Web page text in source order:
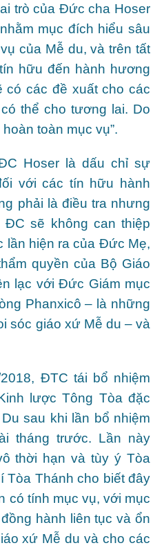
trò của Đức cha Hoser
mục đích hiểu sâu
của Mễ du, và trên tất
hữu đến hành hương
có các đề xuất cho các
thể cho tương lai. Do
toàn mục vụ”.
Hoser là dấu chỉ sự
với các tín hữu hành
phải là điều tra nhưng
sẽ không can thiệp
lần hiện ra của Đức Mẹ,
quyền của Bộ Giáo
lạc với Đức Giám mục
Phanxicô – là những
sóc giáo xứ Mễ du – và
ĐTC tái bổ nhiệm
lược Tông Tòa đặc
sau khi lần bổ nhiệm
tháng trước. Lần này
thời hạn và tùy ý Tòa
Tòa Thánh cho biết đây
có tính mục vụ, với mục
hành liên tục và ổn
xứ Mễ du và cho các